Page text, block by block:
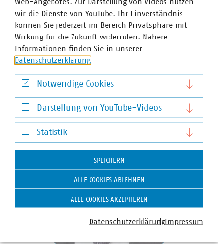
Ansprechpartner
wir die Dienste von YouTube. Ihr Einverständnis
können Sie jederzeit im Bereich Privatsphäre mit
Wirkung für die Zukunft widerrufen. Nähere
Informationen finden Sie in unserer
Datenschutzerklärung
Notwendige Cookies
Notwendige Cookies
Darstellung von YouTube-Videos
Darstellung von YouTube-Videos
Statistik
Statistik
SPEICHERN
ALLE COOKIES ABLEHNEN
ALLE COOKIES AKZEPTIEREN
DatenschutzerklärungImpressum